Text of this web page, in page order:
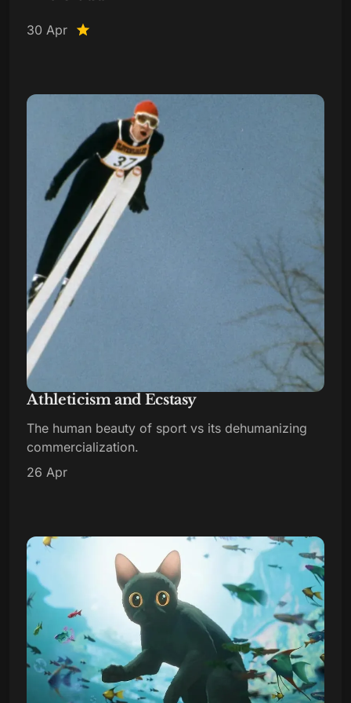
30 Apr
Athleticism and Ecstasy
The human beauty of sport vs its dehumanizing
commercialization.
26 Apr